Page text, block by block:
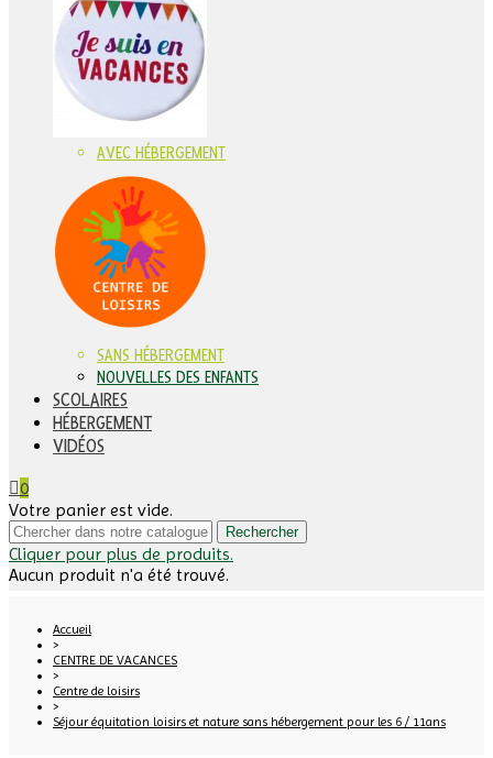
AVEC HÉBERGEMENT
SANS HÉBERGEMENT
NOUVELLES DES ENFANTS
SCOLAIRES
HÉBERGEMENT
VIDÉOS
0
Votre panier est vide.
Rechercher
Cliquer pour plus de produits.
Aucun produit n'a été trouvé.
Accueil
>
CENTRE DE VACANCES
>
Centre de loisirs
>
Séjour équitation loisirs et nature sans hébergement pour les 6 / 11ans